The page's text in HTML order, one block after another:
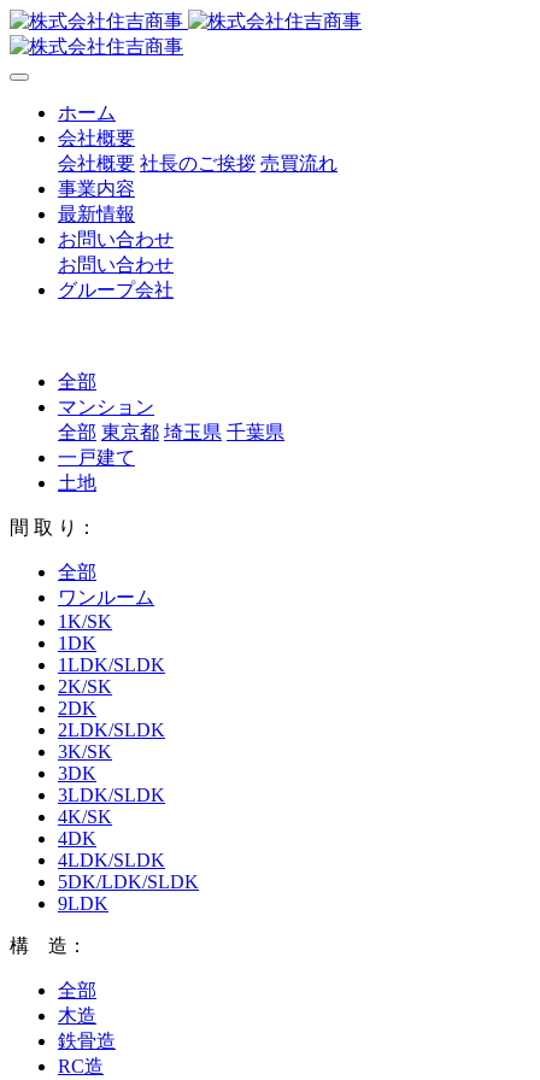
ホーム
会社概要
会社概要 社長のご挨拶 売買流れ
事業内容
最新情報
お問い合わせ
お問い合わせ
グループ会社
全部
マンション
全部 東京都 埼玉県 千葉県
一戸建て
土地
間 取 り：
全部
ワンルーム
1K/SK
1DK
1LDK/SLDK
2K/SK
2DK
2LDK/SLDK
3K/SK
3DK
3LDK/SLDK
4K/SK
4DK
4LDK/SLDK
5DK/LDK/SLDK
9LDK
構 造：
全部
木造
鉄骨造
RC造